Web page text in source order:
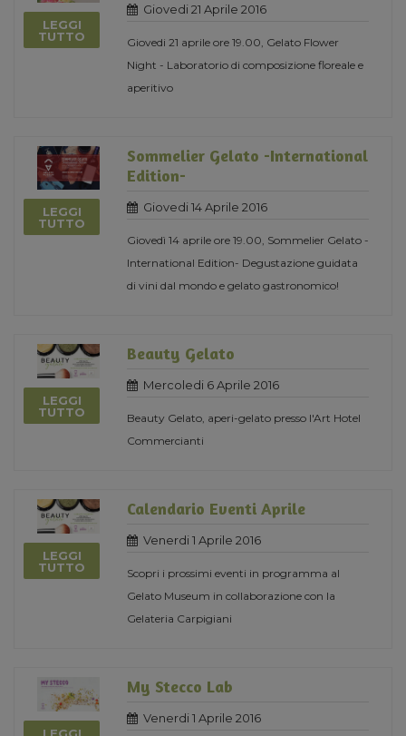
LEGGI
TUTTO
Giovedi 21 Aprile 2016
Giovedi 21 aprile ore 19.00, Gelato Flower
Night - Laboratorio di composizione floreale e
aperitivo
LEGGI
TUTTO
Sommelier Gelato -International
Edition-
Giovedi 14 Aprile 2016
Giovedì 14 aprile ore 19.00, Sommelier Gelato -
International Edition- Degustazione guidata
di vini dal mondo e gelato gastronomico!
LEGGI
TUTTO
Beauty Gelato
Mercoledi 6 Aprile 2016
Beauty Gelato, aperi-gelato presso l'Art Hotel
Commercianti
LEGGI
TUTTO
Calendario Eventi Aprile
Venerdi 1 Aprile 2016
Scopri i prossimi eventi in programma al
Gelato Museum in collaborazione con la
Gelateria Carpigiani
My Stecco Lab
Venerdi 1 Aprile 2016